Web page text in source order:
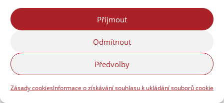
Příjmout
Odmítnout
Předvolby
Zásady cookiesInformace o získávání souhlasu k ukládání souborů cookie